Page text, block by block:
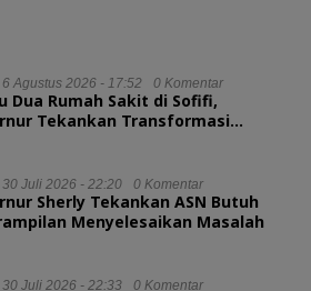
Agustus 2026 - 17:52 0 Komentar
Dua Rumah Sakit di Sofifi,
Tekankan Transformasi
Juli 2026 - 22:20 0 Komentar
Sherly Tekankan ASN Butuh
Menyelesaikan Masalah
Juli 2026 - 22:33 0 Komentar